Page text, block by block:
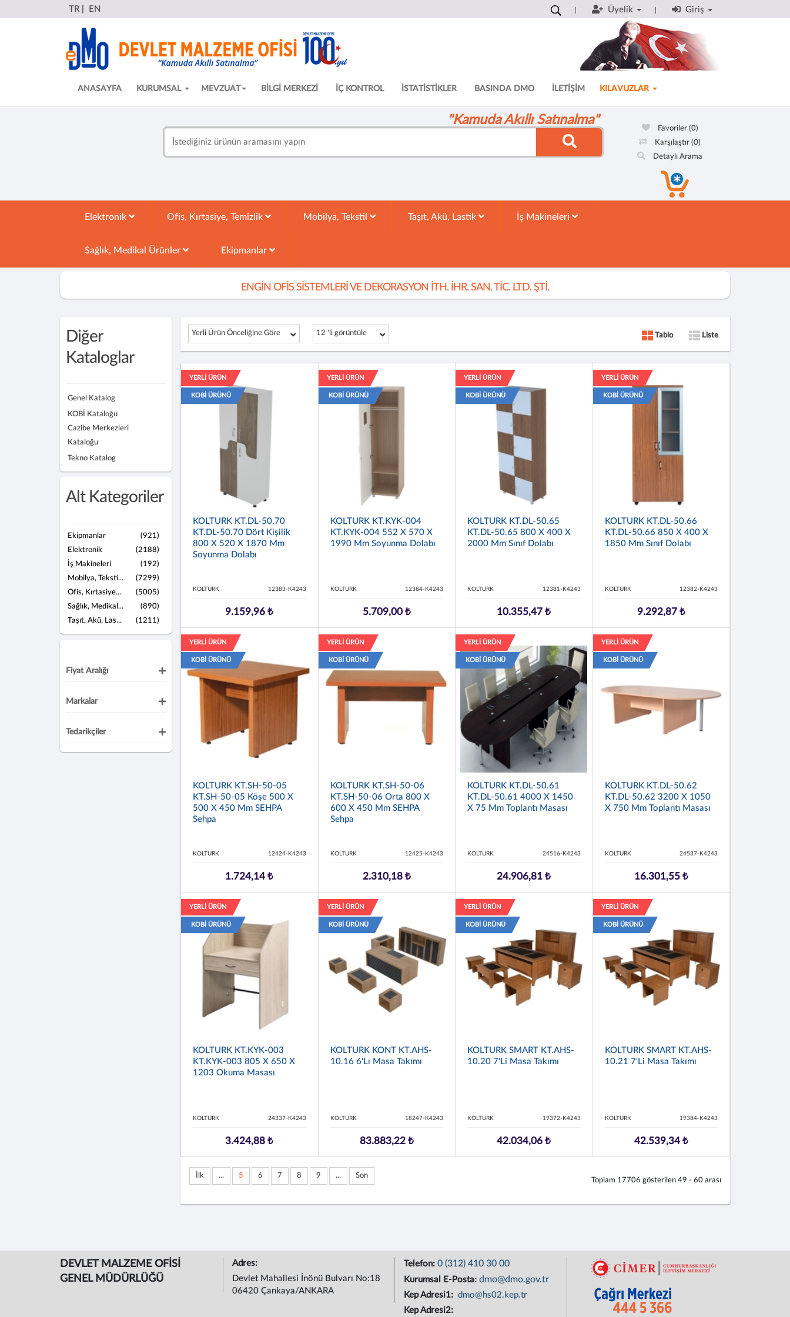
TR EN Üyelik Giriş
ANASAYFA KURUMSAL MEVZUAT BİLGİ MERKEZİ İÇ KONTROL İSTATİSTİKLER BASINDA DMO İLETİŞİM KILAVUZLAR
"Kamuda Akıllı Satınalma"
Favoriler (0)
Karşılaştır (0)
Detaylı Arama
Elektronik Ofis, Kırtasiye, Temizlik Mobilya, Tekstil Taşıt, Akü, Lastik İş Makineleri
Sağlık, Medikal Ürünler Ekipmanlar
ENGİN OFİS SİSTEMLERİ VE DEKORASYON İTH. İHR. SAN. TİC. LTD. ŞTİ.
Diğer
Kataloglar
Genel Katalog
KOBİ Kataloğu
Cazibe Merkezleri
Kataloğu
Tekno Katalog
Alt Kategoriler
Ekipmanlar
(921)
Elektronik
(2188)
İş Makineleri
(192)
Mobilya, Teksti...
(7299)
Ofis, Kırtasiye...
(5005)
Sağlık, Medikal...
(890)
Taşıt, Akü, Las...
(1211)
Fiyat Aralığı
Markalar
Tedarikçiler
Yerli Ürün Önceliğine Göre 12 'li görüntüle Tablo Liste
YERLİ ÜRÜN
KOBİ ÜRÜNÜ
KOLTURK KT.DL-50.70
KT.DL-50.70 Dört Kişilik
800 X 520 X 1870 Mm
Soyunma Dolabı
KOLTURK 12383-K4243
9.159,96 ₺
YERLİ ÜRÜN
KOBİ ÜRÜNÜ
KOLTURK KT.KYK-004
KT.KYK-004 552 X 570 X
1990 Mm Soyunma Dolabı
KOLTURK 12384-K4243
5.709,00 ₺
YERLİ ÜRÜN
KOBİ ÜRÜNÜ
KOLTURK KT.DL-50.65
KT.DL-50.65 800 X 400 X
2000 Mm Sınıf Dolabı
KOLTURK 12381-K4243
10.355,47 ₺
YERLİ ÜRÜN
KOBİ ÜRÜNÜ
KOLTURK KT.DL-50.66
KT.DL-50.66 850 X 400 X
1850 Mm Sınıf Dolabı
KOLTURK 12382-K4243
9.292,87 ₺
YERLİ ÜRÜN
KOBİ ÜRÜNÜ
KOLTURK KT.SH-50-05
KT.SH-50-05 Köşe 500 X
500 X 450 Mm SEHPA
Sehpa
KOLTURK 12424-K4243
1.724,14 ₺
YERLİ ÜRÜN
KOBİ ÜRÜNÜ
KOLTURK KT.SH-50-06
KT.SH-50-06 Orta 800 X
600 X 450 Mm SEHPA
Sehpa
KOLTURK 12425-K4243
2.310,18 ₺
YERLİ ÜRÜN
KOBİ ÜRÜNÜ
KOLTURK KT.DL-50.61
KT.DL-50.61 4000 X 1450
X 75 Mm Toplantı Masası
KOLTURK 24516-K4243
24.906,81 ₺
YERLİ ÜRÜN
KOBİ ÜRÜNÜ
KOLTURK KT.DL-50.62
KT.DL-50.62 3200 X 1050
X 750 Mm Toplantı Masası
KOLTURK 24537-K4243
16.301,55 ₺
YERLİ ÜRÜN
KOBİ ÜRÜNÜ
KOLTURK KT.KYK-003
KT.KYK-003 805 X 650 X
1203 Okuma Masası
KOLTURK 24337-K4243
3.424,88 ₺
YERLİ ÜRÜN
KOBİ ÜRÜNÜ
KOLTURK KONT KT.AHS-
10.16 6'lı Masa Takımı
KOLTURK 18247-K4243
83.883,22 ₺
YERLİ ÜRÜN
KOBİ ÜRÜNÜ
KOLTURK SMART KT.AHS-
10.20 7'li Masa Takımı
KOLTURK 19372-K4243
42.034,06 ₺
YERLİ ÜRÜN
KOBİ ÜRÜNÜ
KOLTURK SMART KT.AHS-
10.21 7'li Masa Takımı
KOLTURK 19384-K4243
42.539,34 ₺
İlk ... 5 6 7 8 9 ... Son
Toplam 17706 gösterilen 49 - 60arası
DEVLET MALZEME OFİSİ
GENEL MÜDÜRLÜĞÜ
Adres:
Devlet Mahallesi İnönü Bulvarı No:18
06420 Çankaya/ANKARA
Telefon: 0 (312) 410 30 00
Kurumsal E-Posta: dmo@dmo.gov.tr
Kep Adresi1: dmo@hs02.kep.tr
Kep Adresi2: